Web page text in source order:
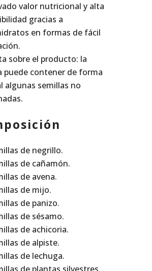
valor nutricional y alta
gracias a
en formas de fácil
sobre el producto: la
puede contener de forma
algunas semillas no
de negrillo.
de cañamón.
de avena.
de mijo.
de panizo.
de sésamo.
de achicoria.
de alpiste.
de lechuga.